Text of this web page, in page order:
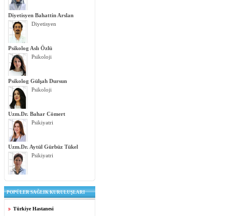
Diyetisyen Bahattin Arslan
Diyetisyen
Psikolog Aslı Özlü
Psikoloji
Psikolog Gülşah Dursun
Psikoloji
Uzm.Dr. Bahar Cömert
Psikiyatri
Uzm.Dr. Aytül Gürbüz Tükel
Psikiyatri
POPÜLER SAĞLIK KURULUŞLARI
Türkiye Hastanesi